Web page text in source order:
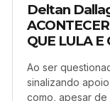
Deltan
QUE LULA E
Ao ser
sinalizando
como, apesar de